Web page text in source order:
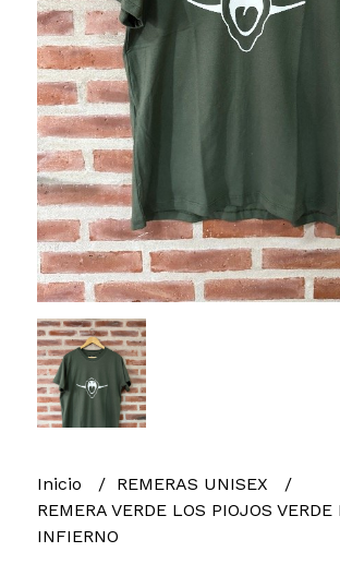
Inicio
REMERAS UNISEX
REMERA VERDE LOS PIOJOS
INFIERNO